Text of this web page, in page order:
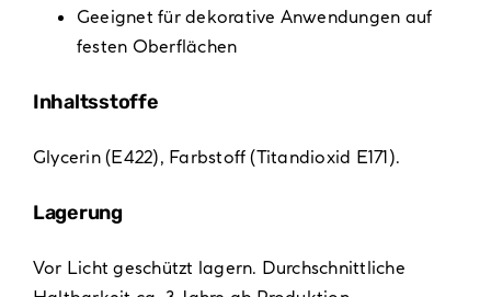
Geeignet für dekorative Anwendungen auf
festen Oberflächen
Inhaltsstoffe
Glycerin (E422), Farbstoff (Titandioxid E171).
Lagerung
Vor Licht geschützt lagern. Durchschnittliche